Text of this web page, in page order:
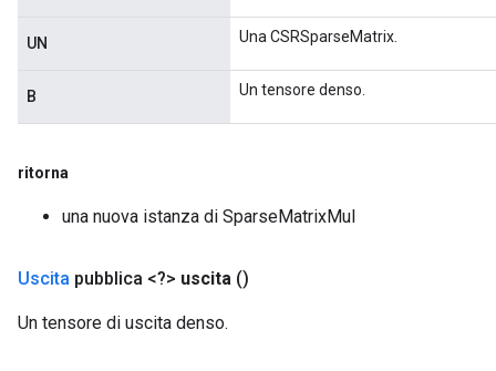
UN Una CSRSparseMatrix.
B Un tensore denso.
ritorna
una nuova istanza di SparseMatrixMul
Uscita pubblica <?> uscita ()
Un tensore di uscita denso.